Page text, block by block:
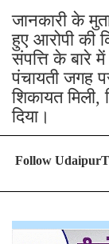
जानकारी के
हुए आरोपी की
संपत्ति के बारे
पंचायती जगह
शिकायत
दिया।
Follow